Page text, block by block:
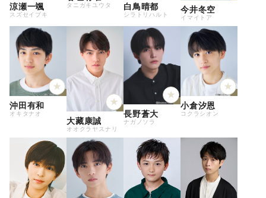
涼瀬一颯
スズセイブキ
タニガキユウタ 白鳥晴都
シラトリハルト
今井冬空
イマイトア
沖田有和
オキタナオ
大藏康誠
オオクラヤスナリ
長野蒼大
ナガノソラ
小倉汐恩
コクラシオン